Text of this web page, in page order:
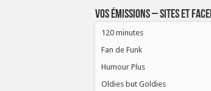
Vos émissions – Sites et
120 minutes
Fan de Funk
Humour Plus
Oldies but Goldies